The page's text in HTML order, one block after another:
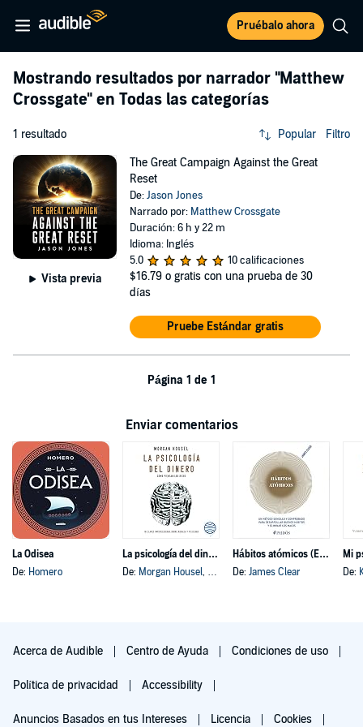
Pruébalo ahora
Mostrando resultados por narrador "Matthew
Crossgate" en Todas las categorías
1 resultado Popular Filtro
Vista previa
The Great Campaign Against the Great
Reset
De:Jason Jones
Narrado por: Matthew Crossgate
Duración: 6 h y 22 m
Idioma: Inglés
5.0
10 calificaciones
$16.79 o gratis con una prueba de 30
días
Pruebe Estándar gratis
Página 1 de 1
Enviar comentarios
La Odisea
De: Homero
La psicología del dinero
De: Morgan Housel, y otros
Hábitos atómicos (Español neutro)
De: James Clear
Mi
De:
Acerca de Audible Centro de Ayuda Condiciones de uso
Política de privacidad Accessibility
Anuncios Basados en tus Intereses Licencia Cookies